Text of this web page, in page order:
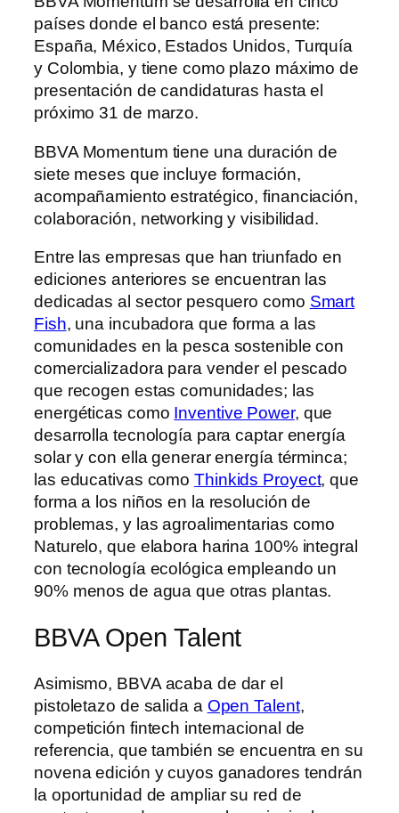
países donde el banco está presente:
España, México, Estados Unidos, Turquía
y Colombia, y tiene como plazo máximo de
presentación de candidaturas hasta el
próximo 31 de marzo.
BBVA Momentum tiene una duración de
siete meses que incluye formación,
acompañamiento estratégico, financiación,
colaboración, networking y visibilidad.
Entre las empresas que han triunfado en
ediciones anteriores se encuentran las
dedicadas al sector pesquero como Smart
Fish, una incubadora que forma a las
comunidades en la pesca sostenible con
comercializadora para vender el pescado
que recogen estas comunidades; las
energéticas como Inventive Power, que
desarrolla tecnología para captar energía
solar y con ella generar energía términca;
las educativas como Thinkids Proyect, que
forma a los niños en la resolución de
problemas, y las agroalimentarias como
Naturelo, que elabora harina 100% integral
con tecnología ecológica empleando un
90% menos de agua que otras plantas.
BBVA Open Talent
Asimismo, BBVA acaba de dar el
pistoletazo de salida a Open Talent,
competición fintech internacional de
referencia, que también se encuentra en su
novena edición y cuyos ganadores tendrán
la oportunidad de ampliar su red de